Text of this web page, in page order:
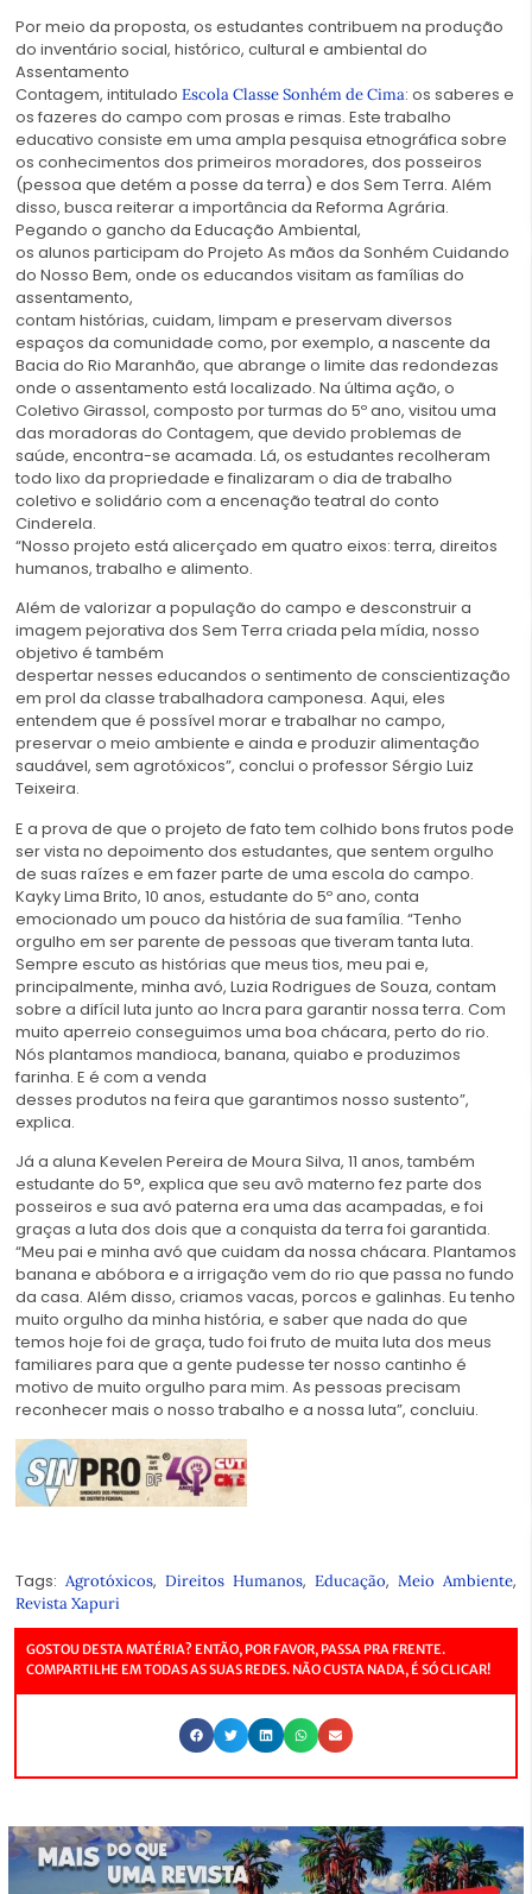
Por meio da proposta, os estudantes contribuem na produção
do inventário social, histórico, cultural e ambiental do
Assentamento
Contagem, intitulado Escola Classe Sonhém de Cima: os saberes e
os fazeres do campo com prosas e rimas. Este trabalho
educativo consiste em uma ampla pesquisa etnográfica sobre
os conhecimentos dos primeiros moradores, dos posseiros
(pessoa que detém a posse da terra) e dos Sem Terra. Além
disso, busca reiterar a importância da Reforma Agrária.
Pegando o gancho da Educação Ambiental,
os alunos participam do Projeto As mãos da Sonhém Cuidando
do Nosso Bem, onde os educandos visitam as famílias do
assentamento,
contam histórias, cuidam, limpam e preservam diversos
espaços da comunidade como, por exemplo, a nascente da
Bacia do Rio Maranhão, que abrange o limite das redondezas
onde o assentamento está localizado. Na última ação, o
Coletivo Girassol, composto por turmas do 5º ano, visitou uma
das moradoras do Contagem, que devido problemas de
saúde, encontra-se acamada. Lá, os estudantes recolheram
todo lixo da propriedade e finalizaram o dia de trabalho
coletivo e solidário com a encenação teatral do conto
Cinderela.
“Nosso projeto está alicerçado em quatro eixos: terra, direitos
humanos, trabalho e alimento.
Além de valorizar a população do campo e desconstruir a
imagem pejorativa dos Sem Terra criada pela mídia, nosso
objetivo é também
despertar nesses educandos o sentimento de conscientização
em prol da classe trabalhadora camponesa. Aqui, eles
entendem que é possível morar e trabalhar no campo,
preservar o meio ambiente e ainda e produzir alimentação
saudável, sem agrotóxicos”, conclui o professor Sérgio Luiz
Teixeira.
E a prova de que o projeto de fato tem colhido bons frutos pode
ser vista no depoimento dos estudantes, que sentem orgulho
de suas raízes e em fazer parte de uma escola do campo.
Kayky Lima Brito, 10 anos, estudante do 5º ano, conta
emocionado um pouco da história de sua família. “Tenho
orgulho em ser parente de pessoas que tiveram tanta luta.
Sempre escuto as histórias que meus tios, meu pai e,
principalmente, minha avó, Luzia Rodrigues de Souza, contam
sobre a difícil luta junto ao Incra para garantir nossa terra. Com
muito aperreio conseguimos uma boa chácara, perto do rio.
Nós plantamos mandioca, banana, quiabo e produzimos
farinha. E é com a venda
desses produtos na feira que garantimos nosso sustento”,
explica.
Já a aluna Kevelen Pereira de Moura Silva, 11 anos, também
estudante do 5°, explica que seu avô materno fez parte dos
posseiros e sua avó paterna era uma das acampadas, e foi
graças a luta dos dois que a conquista da terra foi garantida.
“Meu pai e minha avó que cuidam da nossa chácara. Plantamos
banana e abóbora e a irrigação vem do rio que passa no fundo
da casa. Além disso, criamos vacas, porcos e galinhas. Eu tenho
muito orgulho da minha história, e saber que nada do que
temos hoje foi de graça, tudo foi fruto de muita luta dos meus
familiares para que a gente pudesse ter nosso cantinho é
motivo de muito orgulho para mim. As pessoas precisam
reconhecer mais o nosso trabalho e a nossa luta”, concluiu.
Tags: Agrotóxicos, Direitos Humanos, Educação, Meio Ambiente,
Revista Xapuri
GOSTOU DESTA MATÉRIA? ENTÃO, POR FAVOR, PASSA PRA FRENTE.
COMPARTILHE EM TODAS AS SUAS REDES. NÃO CUSTA NADA, É SÓ CLICAR!